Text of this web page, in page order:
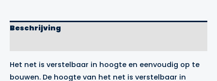
Beschrijving
Het net is verstelbaar in hoogte en eenvoudig op te
bouwen. De hoogte van het net is verstelbaar in